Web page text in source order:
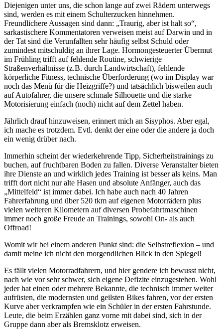
Diejenigen unter uns, die schon lange auf zwei Rädern unterwegs
sind, werden es mit einem Schulterzucken hinnehmen.
Freundlichere Aussagen sind dann: „Traurig, aber ist halt so“,
sarkastischere Kommentatoren verweisen meist auf Darwin und in
der Tat sind die Verunfallten sehr häufig selbst Schuld oder
zumindest mitschuldig an ihrer Lage. Hormongesteuerter Übermut
im Frühling trifft auf fehlende Routine, schwierige
Straßenverhältnisse (z.B. durch Landwirtschaft), fehlende
körperliche Fitness, technische Überforderung (wo im Display war
noch das Menü für die Heizgriffe?) und tatsächlich bisweilen auch
auf Autofahrer, die unsere schmale Silhouette und die starke
Motorisierung einfach (noch) nicht auf dem Zettel haben.
Jährlich drauf hinzuweisen, erinnert mich an Sisyphos. Aber egal,
ich mache es trotzdem. Evtl. denkt der eine oder die andere ja doch
ein wenig drüber nach.
Immerhin scheint der wiederkehrende Tipp, Sicherheitstrainings zu
buchen, auf fruchtbaren Boden zu fallen. Diverse Veranstalter bieten
ihre Dienste an und wirklich jedes Training ist besser als keins. Man
trifft dort nicht nur alte Hasen und absolute Anfänger, auch das
„Mittelfeld“ ist immer dabei. Ich habe auch nach 40 Jahren
Fahrerfahrung und über 520 tkm auf eigenen Motorrädern plus
vielen weiteren Kilometern auf diversen Probefahrtmaschinen
immer noch große Freude an Trainings, sowohl On- als auch
Offroad!
Womit wir bei einem anderen Punkt sind: die Selbstreflexion – und
damit meine ich nicht den morgendlichen Blick in den Spiegel!
Es fällt vielen Motorradfahrern, und hier gendere ich bewusst nicht,
nach wie vor sehr schwer, sich eigene Defizite einzugestehen. Wohl
jeder hat einen oder mehrere Bekannte, die technisch immer weiter
aufrüsten, die modernsten und geilsten Bikes fahren, vor der ersten
Kurve aber verkrampfen wie ein Schüler in der ersten Fahrstunde.
Leute, die beim Erzählen ganz vorne mit dabei sind, sich in der
Gruppe dann aber als Bremsklotz erweisen.